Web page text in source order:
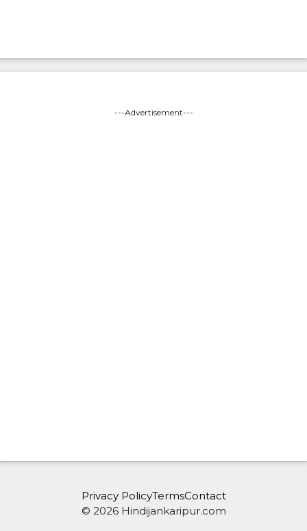
---Advertisement---
© 2026 Hindijankaripur.com
Privacy PolicyTermsContact